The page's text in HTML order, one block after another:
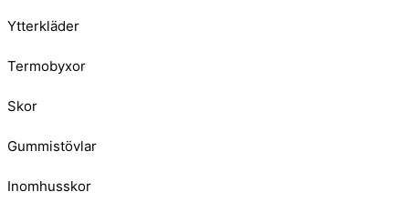
Ytterkläder
Termobyxor
Skor
Gummistövlar
Inomhusskor